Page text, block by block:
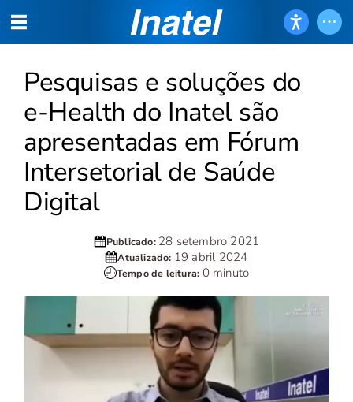
Pesquisas e soluções do
e-Health do Inatel são
apresentadas em Fórum
Intersetorial de Saúde
Digital
Publicado: 28 setembro 2021
Atualizado: 19 abril 2024
Tempo de leitura: 0 minuto